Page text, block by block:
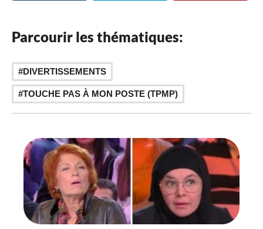
Parcourir les thématiques:
DIVERTISSEMENTS
TOUCHE PAS À MON POSTE (TPMP)